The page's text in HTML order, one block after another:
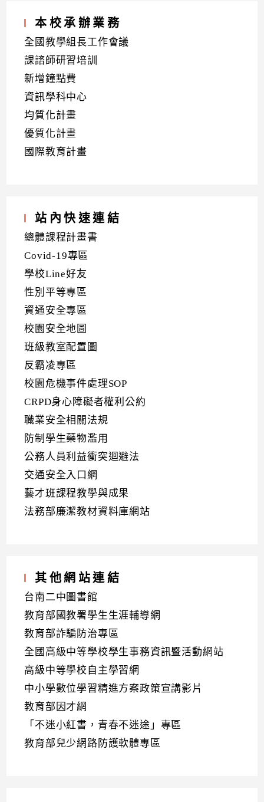
本校承辦業務
全國教學組長工作會議
課諮師研習培訓
新增鐘點費
資訊學科中心
均質化計畫
優質化計畫
國際教育計畫
站內快速連結
總體課程計畫書
Covid-19專區
學校Line好友
性別平等專區
資通安全專區
校園安全地圖
班級教室配置圖
反霸凌專區
校園危機事件處理SOP
CRPD身心障礙者權利公約
職業安全相關法規
防制學生藥物濫用
公務人員利益衝突迴避法
交通安全入口網
藝才班課程教學與成果
法務部廉潔教材資料庫網站
其他網站連結
台南二中圖書館
教育部國教署學生生涯輔導網
教育部詐騙防治專區
全國高級中等學校學生事務資訊暨活動網站
高級中等學校自主學習網
中小學數位學習精進方案政策宣講影片
教育部因才網
「不迷小紅書，青春不迷途」專區
教育部兒少網路防護軟體專區